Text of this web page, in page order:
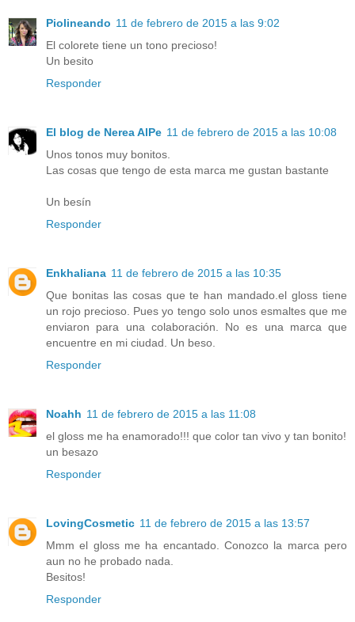
Piolineando 11 de febrero de 2015 a las 9:02
El colorete tiene un tono precioso!
Un besito
Responder
El blog de Nerea AlPe 11 de febrero de 2015 a las 10:08
Unos tonos muy bonitos.
Las cosas que tengo de esta marca me gustan bastante
Un besín
Responder
Enkhaliana 11 de febrero de 2015 a las 10:35
Que bonitas las cosas que te han mandado.el gloss tiene
un rojo precioso. Pues yo tengo solo unos esmaltes que me
enviaron para una colaboración. No es una marca que
encuentre en mi ciudad. Un beso.
Responder
Noahh 11 de febrero de 2015 a las 11:08
el gloss me ha enamorado!!! que color tan vivo y tan bonito!
un besazo
Responder
LovingCosmetic 11 de febrero de 2015 a las 13:57
Mmm el gloss me ha encantado. Conozco la marca pero
aun no he probado nada.
Besitos!
Responder